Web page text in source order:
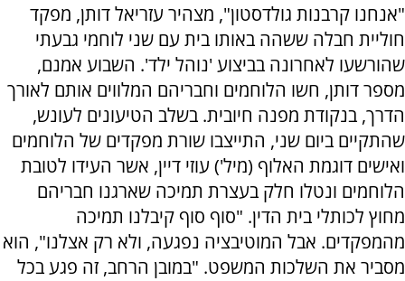
"אנחנו קרבנות גולדסטון", מצהיר עזריאל דותן, מפקד
חוליית חבלה ששהה באותו בית עם שני לוחמי גבעתי
שהורשעו לאחרונה בביצוע 'נוהל ילד'. השבוע אמנם,
מספר דותן, חשו הלוחמים וחבריהם המלווים אותם לאורך
הדרך, בנקודת מפנה חיובית. בשלב הטיעונים לעונש,
שהתקיים ביום שני, התייצבו שורת מפקדים של הלוחמים
ואישים דוגמת האלוף (מיל') עוזי דיין, אשר העידו לטובת
הלוחמים ונטלו חלק בעצרת תמיכה שארגנו חבריהם
מחוץ לכותלי בית הדין. "סוף סוף קיבלנו תמיכה
מהמפקדים. אבל המוטיבציה נפגעה, ולא רק אצלנו", הוא
מסביר את השלכות המשפט. "במובן הרחב, זה פגע בכל